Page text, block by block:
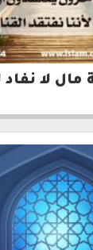
مال لا نفاد